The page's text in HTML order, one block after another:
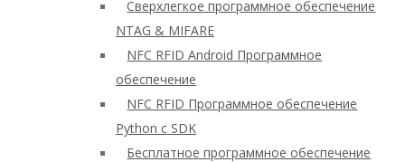
Сверхлегкое программное обеспечение
NTAG & MIFARE
NFC RFID Android Программное
обеспечение
NFC RFID Программное обеспечение
Python с SDK
Бесплатное программное обеспечение